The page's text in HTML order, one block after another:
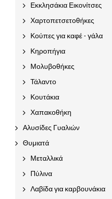
Εκκλησάκια Εικονίτσες
Χαρτοπετσετοθήκες
Κούπες για καφέ - γάλα
Κηροπήγια
Μολυβοθήκες
Τάλαντο
Κουτάκια
Χαπακοθήκη
Αλυσίδες Γυαλιών
Θυμιατά
Μεταλλικά
Πύλινα
Λαβίδα για καρβουνάκια